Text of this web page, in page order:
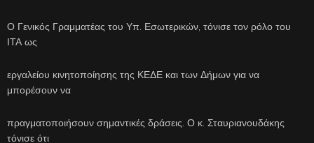
Ο Γενικός Γραμματέας του Υπ. Εσωτερικών, τόνισε τον ρόλο του
ΙΤΑ ως
εργαλείου κινητοποίησης της ΚΕΔΕ και των Δήμων για να
μπορέσουν να
πραγματοποιήσουν σημαντικές δράσεις. Ο κ. Σταυριανουδάκης
τόνισε ότι